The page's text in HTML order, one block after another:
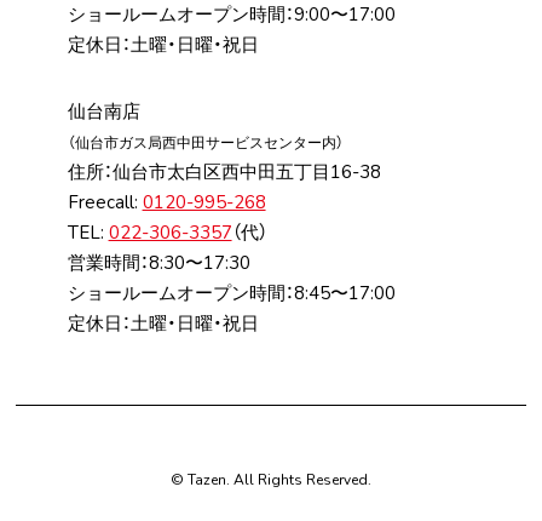
ショールームオープン時間：9:00〜17:00
定休日：土曜・日曜・祝日
仙台南店
（仙台市ガス局⻄中⽥サービスセンター内）
住所：仙台市太⽩区⻄中⽥五丁⽬16-38
Freecall: 0120-995-268
TEL: 022-306-3357 （代）
営業時間：8:30〜17:30
ショールームオープン時間：8:45〜17:00
定休日：土曜・日曜・祝日
© Tazen. All Rights Reserved.